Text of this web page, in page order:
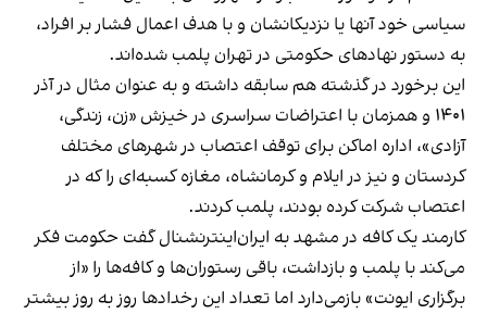
سیاسی خود آنها یا نزدیکانشان و با هدف اعمال فشار بر افراد،
به دستور نهادهای حکومتی در تهران پلمب شده‌اند.
این برخورد در گذشته هم سابقه داشته و به عنوان مثال در آذر
۱۴۰۱ و همزمان با اعتراضات سراسری در خیزش «زن، زندگی،
آزادی»، اداره اماکن برای توقف اعتصاب در شهرهای مختلف
کردستان و نیز در ایلام و کرمانشاه، مغازه کسبه‌ای را که در
اعتصاب شرکت کرده بودند، پلمب کردند.
کارمند یک کافه در مشهد به ایران‌اینترنشنال گفت حکومت فکر
می‌کند با پلمب و بازداشت، باقی رستوران‌ها و کافه‌ها را «از
برگزاری ایونت» بازمی‌دارد اما تعداد این رخدادها روز به روز بیشتر